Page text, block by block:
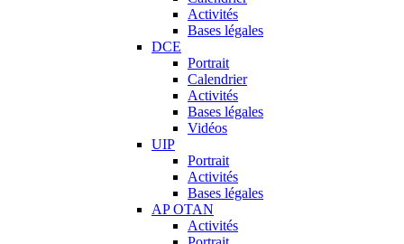
Activités
Bases légales
DCE
Portrait
Calendrier
Activités
Bases légales
Vidéos
UIP
Portrait
Activités
Bases légales
AP OTAN
Activités